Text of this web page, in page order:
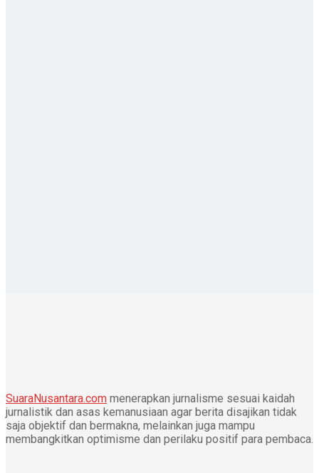
SuaraNusantara.com menerapkan jurnalisme sesuai kaidah
jurnalistik dan asas kemanusiaan agar berita disajikan tidak
saja objektif dan bermakna, melainkan juga mampu
membangkitkan optimisme dan perilaku positif para pembaca.